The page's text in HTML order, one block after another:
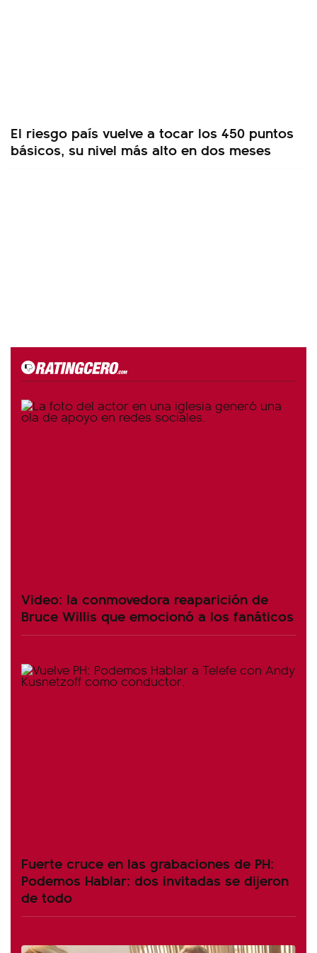
El riesgo país vuelve a tocar los 450 puntos
básicos, su nivel más alto en dos meses
Video: la conmovedora reaparición de
Bruce Willis que emocionó a los fanáticos
Fuerte cruce en las grabaciones de PH:
Podemos Hablar: dos invitadas se dijeron
de todo